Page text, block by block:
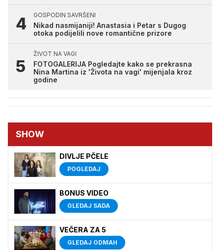
GOSPODIN SAVRŠENI
Nikad nasmijaniji! Anastasia i Petar s Dugog
otoka podijelili nove romantične prizore
ŽIVOT NA VAGI
FOTOGALERIJA Pogledajte kako se prekrasna
Nina Martina iz 'Života na vagi' mijenjala kroz
godine
SHOW
DIVLJE PČELE
POGLEDAJ
BONUS VIDEO
GLEDAJ SADA
VEČERA ZA 5
GLEDAJ ODMAH